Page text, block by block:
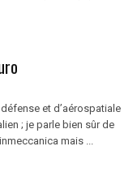
et d’aérospatiale
; je parle bien sûr de
mais ...